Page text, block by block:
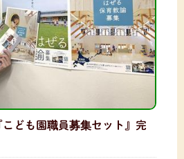
ども園職員募集セット』完